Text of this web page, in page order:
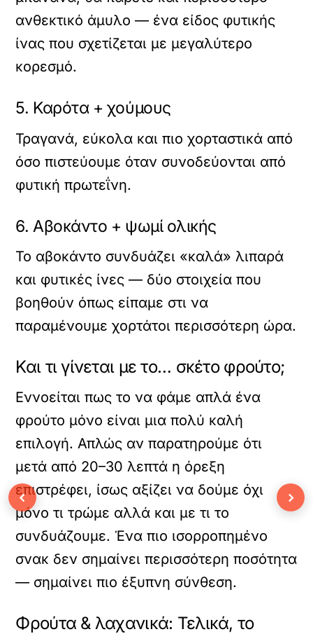
ανθεκτικό άμυλο — ένα είδος φυτικής
ίνας που σχετίζεται με μεγαλύτερο
κορεσμό.
5. Καρότα + χούμους
Τραγανά, εύκολα και πιο χορταστικά από
όσο πιστεύουμε όταν συνοδεύονται από
φυτική πρωτεΐνη.
6. Αβοκάντο + ψωμί ολικής
Το αβοκάντο συνδυάζει «καλά» λιπαρά
και φυτικές ίνες — δύο στοιχεία που
βοηθούν όπως είπαμε στι να
παραμένουμε χορτάτοι περισσότερη ώρα.
Και τι γίνεται με το… σκέτο φρούτο;
Εννοείται πως το να φάμε απλά ένα
φρούτο μόνο είναι μια πολύ καλή
επιλογή. Απλώς αν παρατηρούμε ότι
μετά από 20–30 λεπτά η όρεξη
επιστρέφει, ίσως αξίζει να δούμε όχι
μόνο τι τρώμε αλλά και με τι το
συνδυάζουμε. Ένα πιο ισορροπημένο
σνακ δεν σημαίνει περισσότερη ποσότητα
— σημαίνει πιο έξυπνη σύνθεση.
Φρούτα & λαχανικά: Τελικά, το
‹ ›